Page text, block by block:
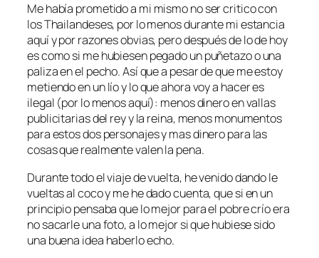
Me había prometido a mi mismo no ser critico con
los Thailandeses, por lo menos durante mi estancia
aquí y por razones obvias, pero después de lo de hoy
es como si me hubiesen pegado un puñetazo o una
paliza en el pecho. Así que a pesar de que me estoy
metiendo en un lío y lo que ahora voy a hacer es
ilegal (por lo menos aquí): menos dinero en vallas
publicitarias del rey y la reina, menos monumentos
para estos dos personajes y mas dinero para las
cosas que realmente valen la pena.
Durante todo el viaje de vuelta, he venido dando le
vueltas al coco y me he dado cuenta, que si en un
principio pensaba que lo mejor para el pobre crío era
no sacarle una foto, a lo mejor si que hubiese sido
una buena idea haberlo echo.